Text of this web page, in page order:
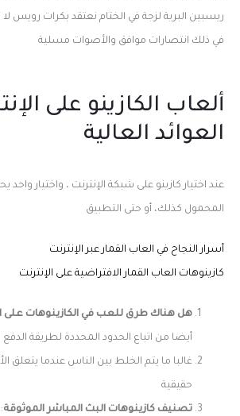
ريسبين البرية لزجة في الختام نعتقد بكرات رويس
في ذلك انتصارات موافق والأصوات مسلية
ألعاب الكازينو على
العوائد العالية
عند اختيار كازينو على شبكة الإنترنت ، واختيار واحد
المحمول كذلك، أو حتى التطبيق
أسرار النجاح في العاب القمار عبر الإنترنت
كازينوهات العاب القمار الافتراضية على الإنترنت
هل هناك طرق للعب في الكازينوهات على
أيضا من اتباع الحدود المحددة لطريقة الدفع
غالبا ما يتم الخلط بين الناس عندما يتعلق
حقيقية
تصنيف كازينوهات البث المباشر الموثوقة